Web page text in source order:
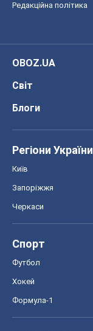
Редакційна політика
OBOZ.UA
Світ
Блоги
Регіони України
Київ
Запоріжжя
Черкаси
Спорт
Футбол
Хокей
Формула-1